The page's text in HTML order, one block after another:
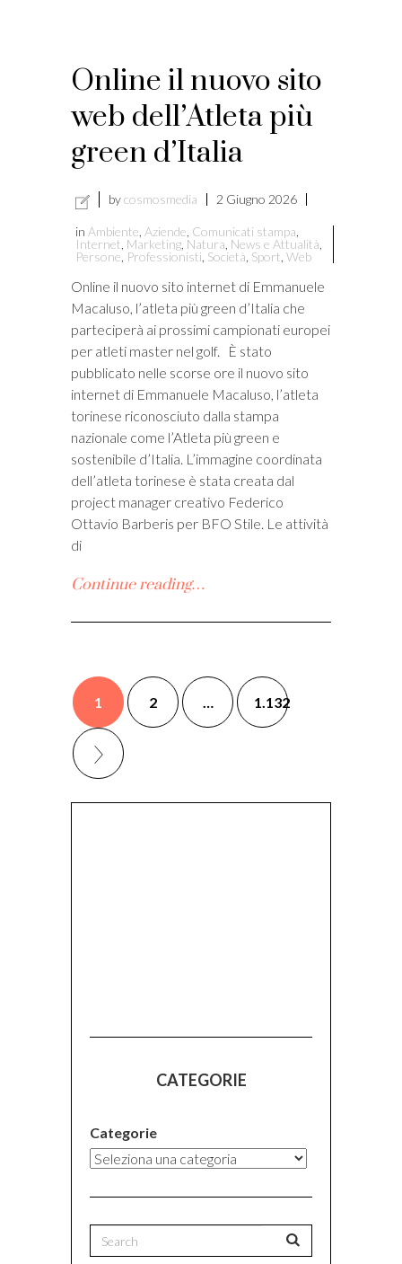
Online il nuovo sito
web dell’Atleta più
green d’Italia
bycosmosmedia 2 Giugno 2026
in Ambiente Aziende Comunicati stampa
Internet Marketing Natura News e Attualità
Persone Professionisti Società Sport Web
Online il nuovo sito internet di Emmanuele
Macaluso, l’atleta più green d’Italia che
parteciperà ai prossimi campionati europei
per atleti master nel golf. È stato
pubblicato nelle scorse ore il nuovo sito
internet di Emmanuele Macaluso, l’atleta
torinese riconosciuto dalla stampa
nazionale come l’Atleta più green e
sostenibile d’Italia. L’immagine coordinata
dell’atleta torinese è stata creata dal
project manager creativo Federico
Ottavio Barberis per BFO Stile. Le attività
di
Continue reading…
1 2 … 1.132
CATEGORIE
Categorie